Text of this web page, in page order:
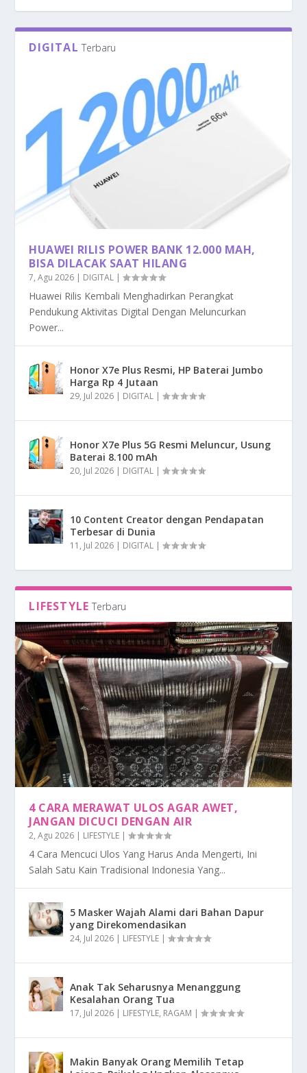
DIGITAL Terbaru
HUAWEI RILIS POWER BANK 12.000 MAH,
BISA DILACAK SAAT HILANG
7, Agu 2026 | DIGITAL |
Huawei Rilis Kembali Menghadirkan Perangkat
Pendukung Aktivitas Digital Dengan Meluncurkan
Power...
Honor X7e Plus Resmi, HP Baterai Jumbo
Harga Rp 4 Jutaan
29, Jul 2026 | DIGITAL |
Honor X7e Plus 5G Resmi Meluncur, Usung
Baterai 8.100 mAh
20, Jul 2026 | DIGITAL |
10 Content Creator dengan Pendapatan
Terbesar di Dunia
11, Jul 2026 | DIGITAL |
LIFESTYLE Terbaru
4 CARA MERAWAT ULOS AGAR AWET,
JANGAN DICUCI DENGAN AIR
2, Agu 2026 LIFESTYLE |
4 Cara Mencuci Ulos Yang Harus Anda Mengerti, Ini
Salah Satu Kain Tradisional Indonesia Yang...
5 Masker Wajah Alami dari Bahan Dapur
yang Direkomendasikan
24, Jul 2026 LIFESTYLE |
Anak Tak Seharusnya Menanggung
Kesalahan Orang Tua
17, Jul 2026 LIFESTYLE, RAGAM |
Makin Banyak Orang Memilih Tetap